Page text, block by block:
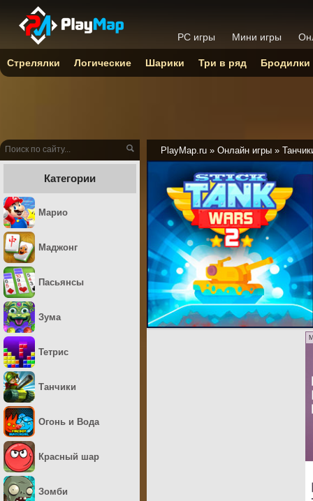
PlayMap.ru » Онлайн игры »
Категории
Марио
Маджонг
Пасьянсы
Зума
Тетрис
Танчики
Огонь и Вода
Красный шар
Зомби
PC игры Мини игры
Стрелялки Логические Шарики Три в ряд Бродилки